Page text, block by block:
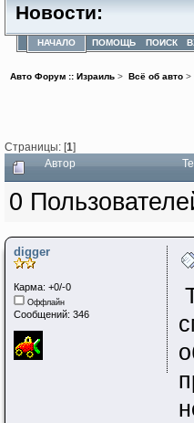
Новости:
НАЧАЛО ПОМОЩЬ ПОИСК
Авто Форум :: Израиль > Всё об авто>
Страницы: [1]
Автор
0
digger
Карма: +0/-0
Оффлайн
Сообщений: 346